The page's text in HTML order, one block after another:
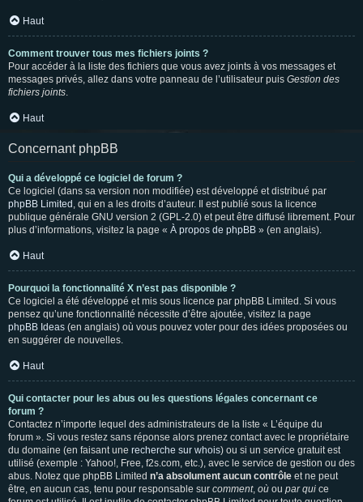
Haut
Comment trouver tous mes fichiers joints ?
Pour accéder à la liste des fichiers que vous avez joints à vos messages et
messages privés, allez dans votre panneau de l’utilisateur puis Gestion des
fichiers joints.
Haut
Concernant phpBB
Qui a développé ce logiciel de forum ?
Ce logiciel (dans sa version non modifiée) est développé et distribué par
phpBB Limited , qui en a les droits d’auteur. Il est publié sous la licence
publique générale GNU version 2 (GPL-2.0) et peut être diffusé librement. Pour
plus d’informations, visitez la page « À propos de phpBB » (en anglais).
Haut
Pourquoi la fonctionnalité X n’est pas disponible ?
Ce logiciel a été développé et mis sous licence par phpBB Limited. Si vous
pensez qu’une fonctionnalité nécessite d’être ajoutée, visitez la page
phpBB Ideas (en anglais) où vous pouvez voter pour des idées proposées ou
en suggérer de nouvelles.
Haut
Qui contacter pour les abus ou les questions légales concernant ce
forum ?
Contactez n’importe lequel des administrateurs de la liste « L’équipe du
forum ». Si vous restez sans réponse alors prenez contact avec le propriétaire
du domaine (en faisant une recherche sur whois) ou si un service gratuit est
utilisé (exemple : Yahoo!, Free, f2s.com, etc.), avec le service de gestion ou des
abus. Notez que phpBB Limited n’a absolument aucun contrôle et ne peut
être, en aucun cas, tenu pour responsable sur comment, où ou par qui ce